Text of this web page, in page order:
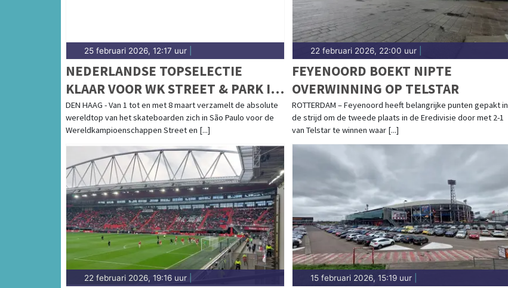
25 februari 2026, 12:17 uur
NEDERLANDSE TOPSELECTIE
KLAAR VOOR WK STREET & PARK IN
SÃO PAULO
DEN HAAG - Van 1 tot en met 8 maart verzamelt de absolute
wereldtop van het skateboarden zich in São Paulo voor de
Wereldkampioenschappen Street en [...]
22 februari 2026, 22:00 uur|
FEYENOORD BOEKT NIPTE
OVERWINNING OP TELSTAR
ROTTERDAM – Feyenoord heeft belangrijke punten gepakt in
de strijd om de tweede plaats in de Eredivisie door met 2-1
van Telstar te winnen waar [...]
22 februari 2026, 19:16 uur 15 februari 2026, 15:19 uur|